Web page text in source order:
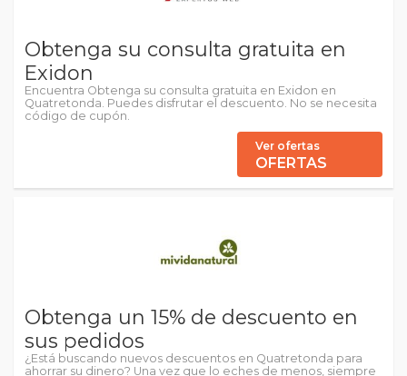
Obtenga su consulta gratuita en
Exidon
Encuentra Obtenga su consulta gratuita en Exidon en
Quatretonda. Puedes disfrutar el descuento. No se necesita
código de cupón.
Ver ofertas
OFERTAS
Obtenga un 15% de descuento en
sus pedidos
¿Está buscando nuevos descuentos en Quatretonda para
ahorrar su dinero? Una vez que lo eches de menos, siempre